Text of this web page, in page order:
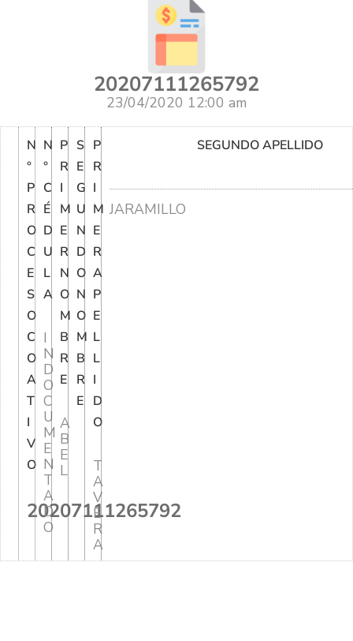
20207111265792
23/04/2020 12:00 am
N
°
P
R
O
C
E
S
O
C
O
A
T
I
V
O
20207111265792
N
°
C
É
D
U
L
A
I
N
D
O
C
U
M
E
N
T
A
D
O
P
R
I
M
E
R
N
O
M
B
R
E
A
B
E
L
S
E
G
U
N
D
O
N
O
M
B
R
E
P
R
I
M
E
R
A
P
E
L
L
I
D
O
T
A
V
E
R
A
SEGUNDO APELLIDO
JARAMILLO